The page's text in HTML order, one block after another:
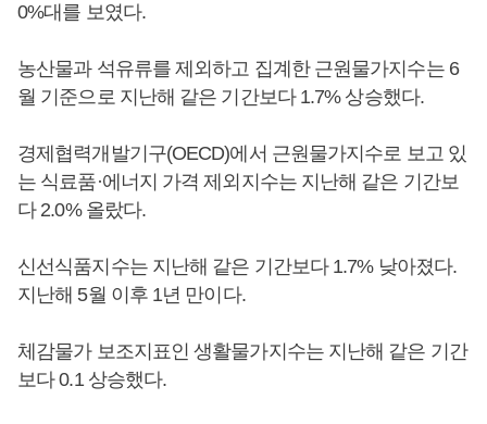
0%대를 보였다.
농산물과 석유류를 제외하고 집계한 근원물가지수는 6
월 기준으로 지난해 같은 기간보다 1.7% 상승했다.
경제협력개발기구(OECD)에서 근원물가지수로 보고 있
는 식료품·에너지 가격 제외지수는 지난해 같은 기간보
다 2.0% 올랐다.
신선식품지수는 지난해 같은 기간보다 1.7% 낮아졌다.
지난해 5월 이후 1년 만이다.
체감물가 보조지표인 생활물가지수는 지난해 같은 기간
보다 0.1 상승했다.